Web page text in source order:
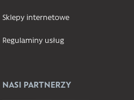
Sklepy internetowe
Regulaminy usług
NASI PARTNERZY